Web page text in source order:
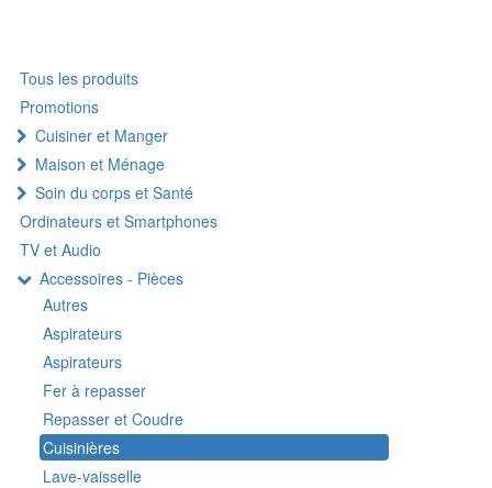
Tous les produits
Promotions
Cuisiner et Manger
Maison et Ménage
Soin du corps et Santé
Ordinateurs et Smartphones
TV et Audio
Accessoires - Pièces
Autres
Aspirateurs
Aspirateurs
Fer à repasser
Repasser et Coudre
Cuisinières
Lave-vaisselle